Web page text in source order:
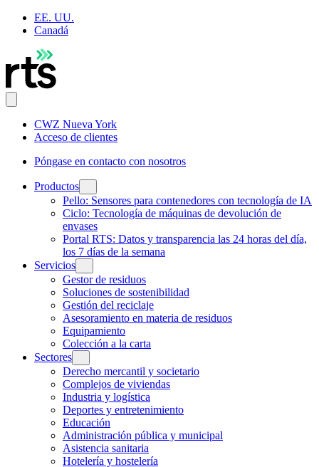
EE. UU.
Canadá
CWZ Nueva York
Acceso de clientes
Póngase en contacto con nosotros
Productos
Pello: Sensores para contenedores con tecnología de IA
Ciclo: Tecnología de máquinas de devolución de
envases
Portal RTS: Datos y transparencia las 24 horas del día,
los 7 días de la semana
Servicios
Gestor de residuos
Soluciones de sostenibilidad
Gestión del reciclaje
Asesoramiento en materia de residuos
Equipamiento
Colección a la carta
Sectores
Derecho mercantil y societario
Complejos de viviendas
Industria y logística
Deportes y entretenimiento
Educación
Administración pública y municipal
Asistencia sanitaria
Hotelería y hostelería